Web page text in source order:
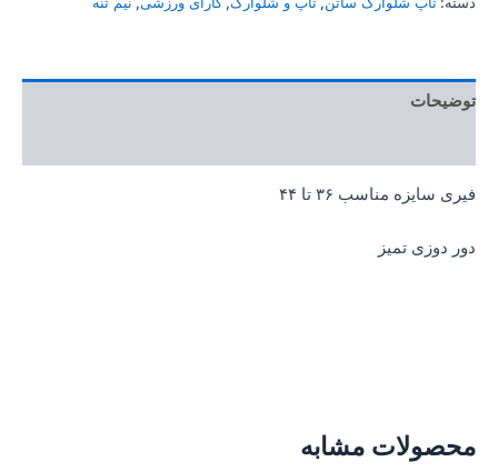
توضیحات
فیری سایزه مناسب ۳۶ تا ۴۴
دور دوزی تمیز
محصولات مشابه